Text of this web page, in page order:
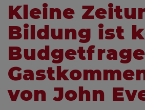
Kleine
Bildung ist
von John